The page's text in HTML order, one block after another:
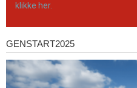
klikke her.
Genstart2025
GENSTART2025